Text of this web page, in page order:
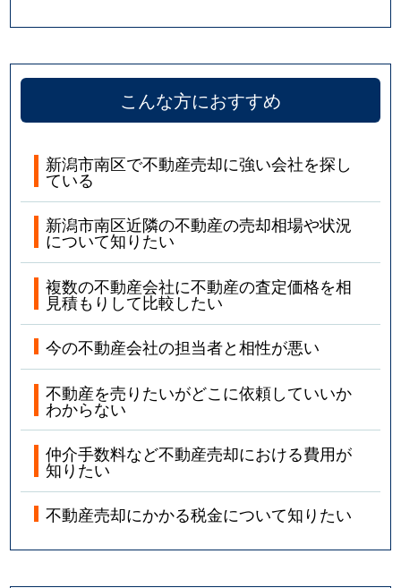
こんな方におすすめ
新潟市南区で不動産売却に強い会社を探し
ている
新潟市南区近隣の不動産の売却相場や状況
について知りたい
複数の不動産会社に不動産の査定価格を相
見積もりして比較したい
今の不動産会社の担当者と相性が悪い
不動産を売りたいがどこに依頼していいか
わからない
仲介手数料など不動産売却における費用が
知りたい
不動産売却にかかる税金について知りたい